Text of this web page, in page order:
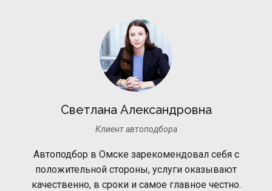
Светлана Александровна
Клиент автоподбора
Автоподбор в Омске зарекомендовал себя с
положительной стороны, услуги оказывают
качественно, в сроки и самое главное честно.